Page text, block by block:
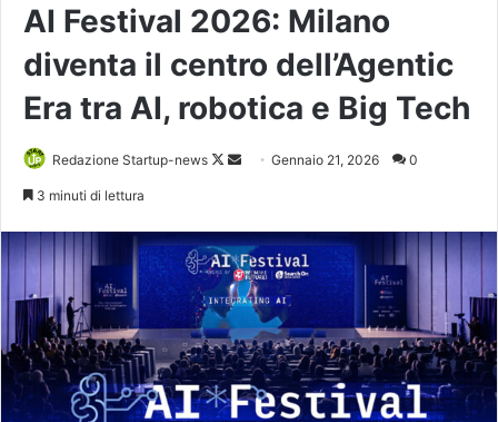
AI Festival 2026: Milano
diventa il centro dell’Agentic
Era tra AI, robotica e Big Tech
Redazione Startup-news
Follow
Invia Gennaio 21, 2026 0
3 minuti di lettura